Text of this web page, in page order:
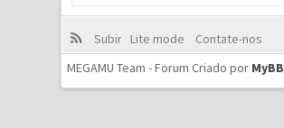
Subir Lite mode
Contate-nos
MEGAMU Team - Forum Criado por MyBB